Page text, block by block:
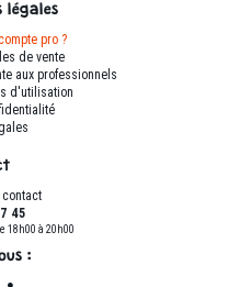
légales
pro ?
de vente
aux professionnels
d'utilisation
45
18h00 à 20h00
: